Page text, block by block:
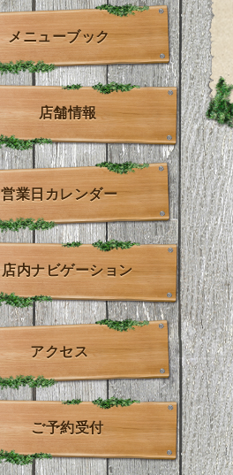
メニューブック
店舗情報
営業日カレンダー
店内ナビゲーション
アクセス
ご予約受付